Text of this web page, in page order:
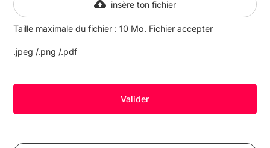
insère ton fichier
Taille maximale du fichier : 10 Mo. Fichier accepter
.jpeg /.png /.pdf